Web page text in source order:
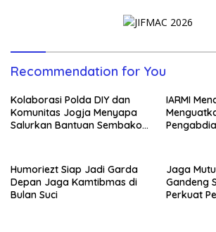
Recommendation for You
Kolaborasi Polda DIY dan
Komunitas Jogja Menyapa
Salurkan Bantuan Sembako,
IARMI
Humoriezt Siap Jadi Garda
Depan Jaga Kamtibmas di
Bulan Suci
Jaga
Gandeng
Perkuat